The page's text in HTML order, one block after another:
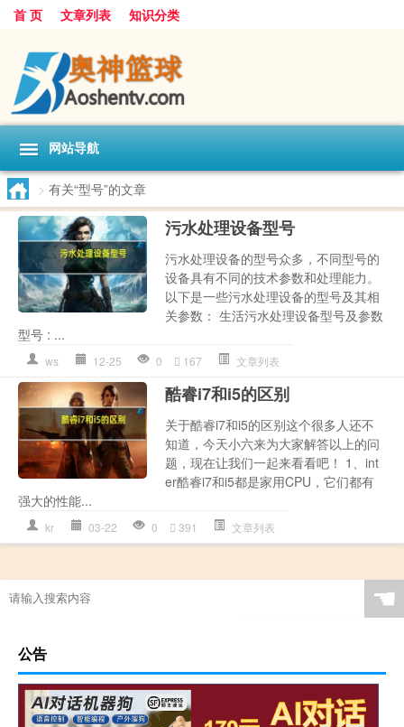
首 页 文章列表 知识分类
网站导航
> 有关“型号”的文章
污水处理设备型号
污水处理设备的型号众多，不同型号的
设备具有不同的技术参数和处理能力。
以下是一些污水处理设备的型号及其相
关参数： 生活污水处理设备型号及参数
型号 : ...
ws 12-25 0 167 文章列表
酷睿i7和i5的区别
关于酷睿i7和i5的区别这个很多人还不
知道，今天小六来为大家解答以上的问
题，现在让我们一起来看看吧！ 1、int
er酷睿i7和i5都是家用CPU，它们都有
强大的性能...
kr 03-22 0 391 文章列表
☚
公告